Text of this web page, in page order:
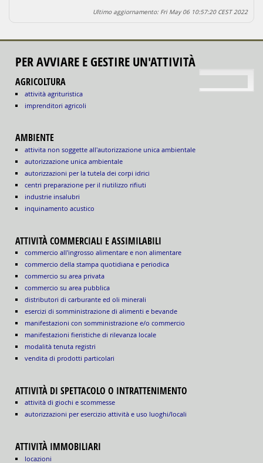
Ultimo aggiornamento: Fri May 06 10:57:20 CEST 2022
PER AVVIARE E GESTIRE UN'ATTIVITÀ
AGRICOLTURA
attività agrituristica
imprenditori agricoli
AMBIENTE
attivita non soggette all'autorizzazione unica ambientale
autorizzazione unica ambientale
autorizzazioni per la tutela dei corpi idrici
centri preparazione per il riutilizzo rifiuti
industrie insalubri
inquinamento acustico
ATTIVITÀ COMMERCIALI E ASSIMILABILI
commercio all'ingrosso alimentare e non alimentare
commercio della stampa quotidiana e periodica
commercio su area privata
commercio su area pubblica
distributori di carburante ed oli minerali
esercizi di somministrazione di alimenti e bevande
manifestazioni con somministrazione e/o commercio
manifestazioni fieristiche di rilevanza locale
modalità tenuta registri
vendita di prodotti particolari
ATTIVITÀ DI SPETTACOLO O INTRATTENIMENTO
attività di giochi e scommesse
autorizzazioni per esercizio attività e uso luoghi/locali
ATTIVITÀ IMMOBILIARI
locazioni